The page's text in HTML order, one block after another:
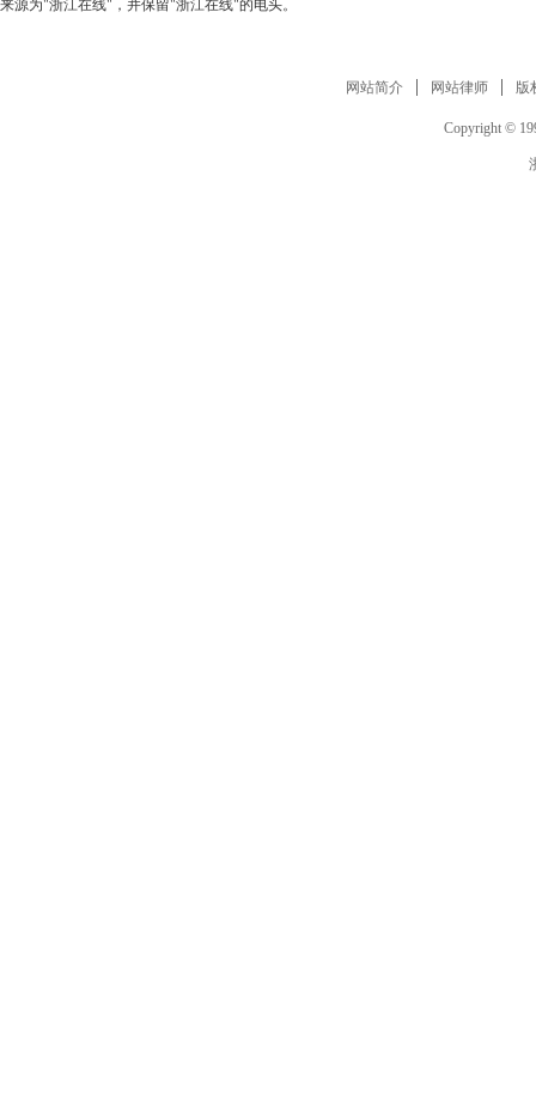
来源为"浙江在线"，并保留"浙江在线"的电头。
网站简介 网站律师 版
Copyright ©